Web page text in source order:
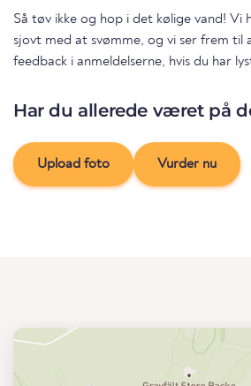
Så tøv ikke og hop i det kølige vand! Vi
sjovt med at svømme, og vi ser frem til
feedback i anmeldelserne, hvis du har
Har du allerede været på
Upload foto Vurder nu